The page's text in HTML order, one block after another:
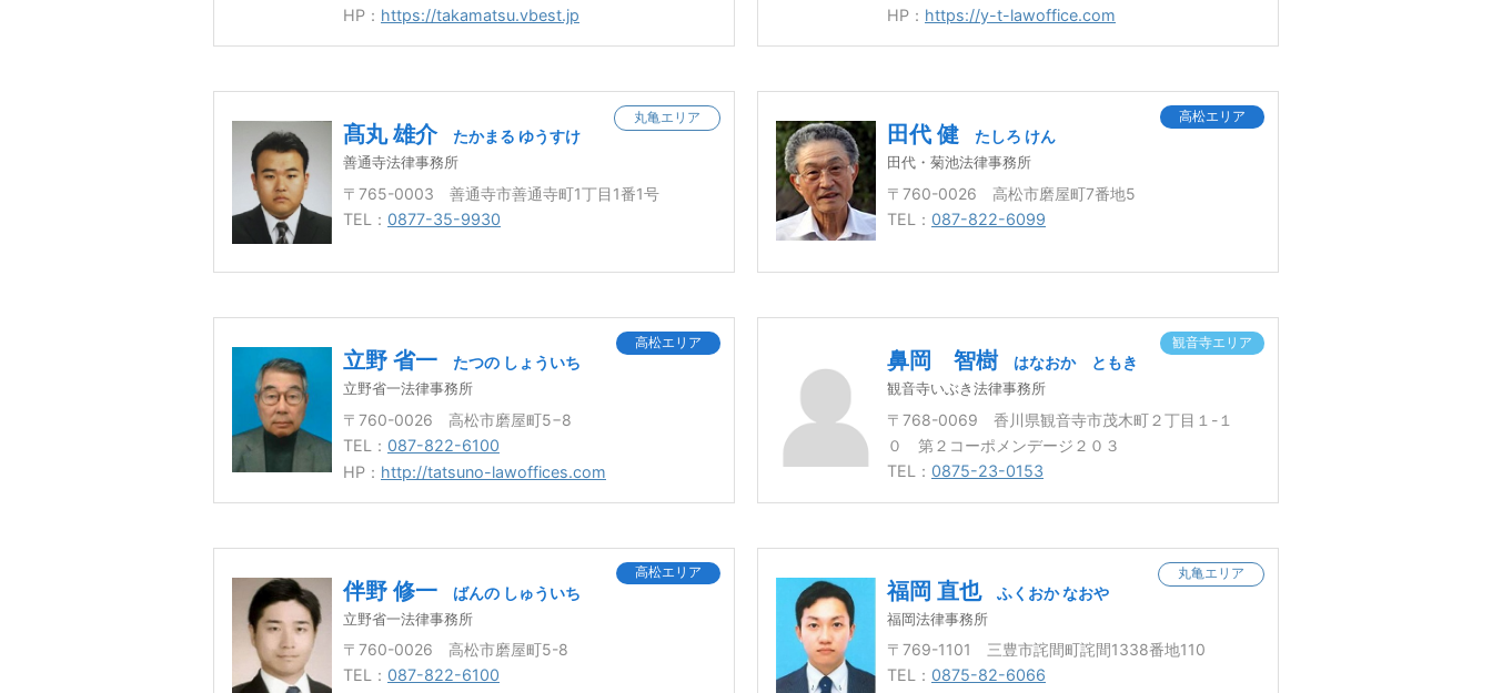
HP： https://takamatsu.vbest.jp
HP： https://y-t-lawoffice.com
丸亀エリア
髙丸 雄介 たかまる ゆうすけ
善通寺法律事務所
〒765-0003 善通寺市善通寺町1丁目1番1号
TEL： 0877-35-9930
高松エリア
田代 健 たしろ けん
田代・菊池法律事務所
〒760-0026 高松市磨屋町7番地5
TEL： 087-822-6099
高松エリア
立野 省一 たつの しょういち
立野省一法律事務所
〒760-0026 高松市磨屋町5−8
TEL： 087-822-6100
HP： http://tatsuno-lawoffices.com
観音寺エリア
鼻岡 智樹 はなおか ともき
観音寺いぶき法律事務所
〒768-0069 香川県観音寺市茂木町２丁目１-１
０ 第２コーポメンデージ２０３
TEL： 0875-23-0153
高松エリア
伴野 修一 ばんの しゅういち
立野省一法律事務所
〒760-0026 高松市磨屋町5-8
TEL： 087-822-6100
丸亀エリア
福岡 直也 ふくおか なおや
福岡法律事務所
〒769-1101 三豊市詫間町詫間1338番地110
TEL： 0875-82-6066